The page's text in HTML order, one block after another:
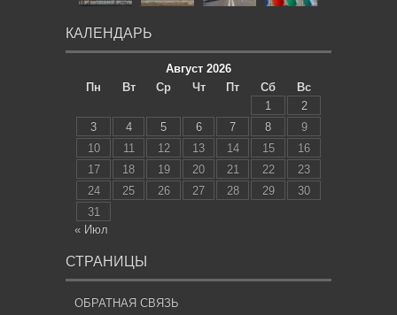
КАЛЕНДАРЬ
Август 2026
Пн
Вт Ср Чт Пт Сб
Вс
1
2
3
4 5 6 7 8
9
10
11 12 13 14 15
16
17
18 19 20 21 22
23
24
25 26 27 28 29
30
31
« Июл
СТРАНИЦЫ
ОБРАТНАЯ СВЯЗЬ